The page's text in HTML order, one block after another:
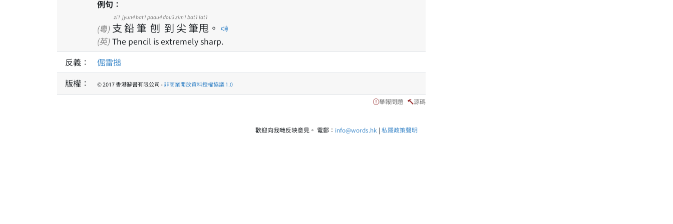
例句：
(粵) 支
zi1
鉛
jyun4
筆
bat1
刨
paau4
到
dou3
尖
zim1
筆
bat1
甩
lat1
。
(英) The pencil is extremely sharp.
反義：
倔雷搥
版權：
© 2017 香港辭書有限公司 -非商業開放資料授權協議 1.0
舉報問題 源碼
歡迎向我哋反映意見。 電郵： info@words.hk | 私隱政策聲明